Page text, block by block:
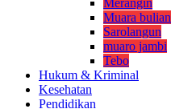
Muara bulian
Sarolangun
muaro jambi
Tebo
Hukum & Kriminal
Kesehatan
Pendidikan